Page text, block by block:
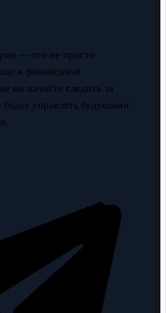
— это не просто
к финансовой
вы начнёте следить за
будет управлять будущими